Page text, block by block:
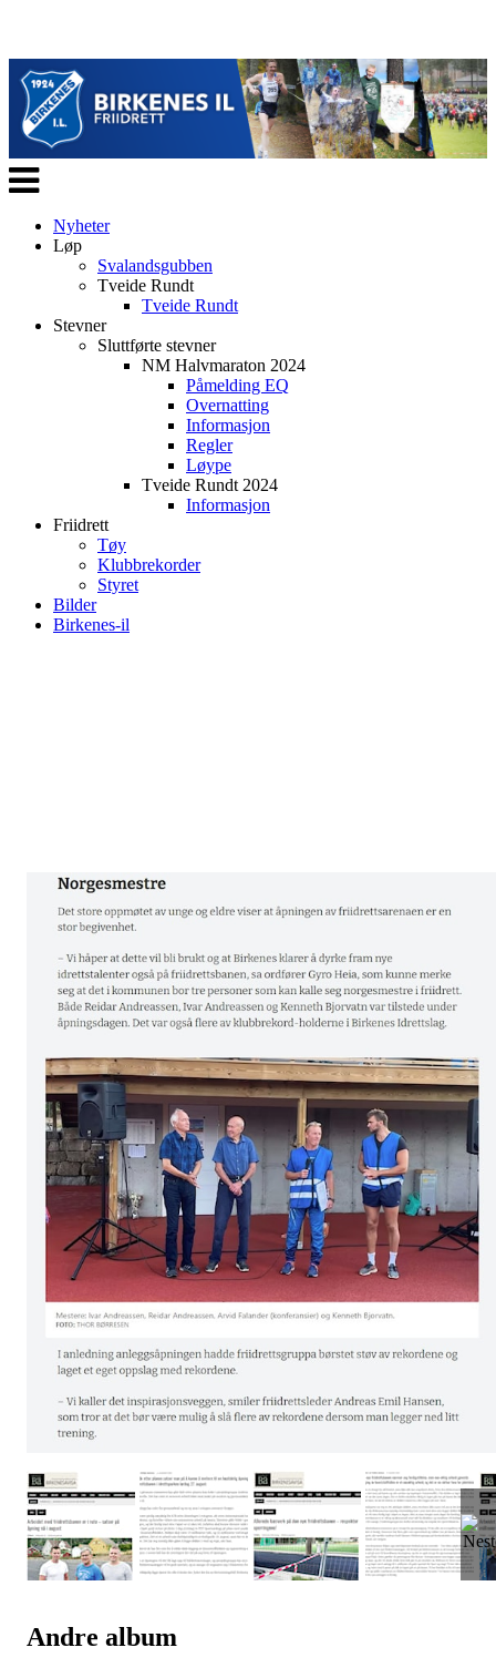
Veksle
navigasjon
Nyheter
Løp
Svalandsgubben
Tveide Rundt
Tveide Rundt
Stevner
Sluttførte stevner
NM Halvmaraton 2024
Påmelding EQ
Overnatting
Informasjon
Regler
Løype
Tveide Rundt 2024
Informasjon
Friidrett
Tøy
Klubbrekorder
Styret
Bilder
Birkenes-il
Andre album